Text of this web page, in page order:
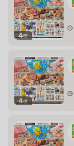
4枚
4枚